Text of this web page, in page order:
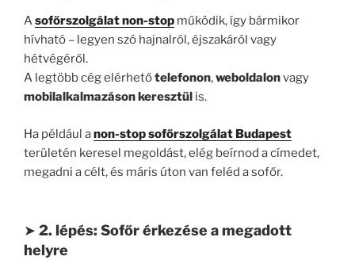
Asofőrszolgálat non-stop működik, így bármikor
hívható – legyen szó hajnalról, éjszakáról vagy
hétvégéről.
A legtöbb cég elérhetőtelefonon,weboldalonvagy
mobilalkalmazáson keresztül is.
Ha például anon-stop sofőrszolgálat Budapest
területén keresel megoldást, elég beírnod a címedet,
megadni a célt, és máris úton van feléd a sofőr.
➤ 2. lépés: Sofőr érkezése a megadott
helyre